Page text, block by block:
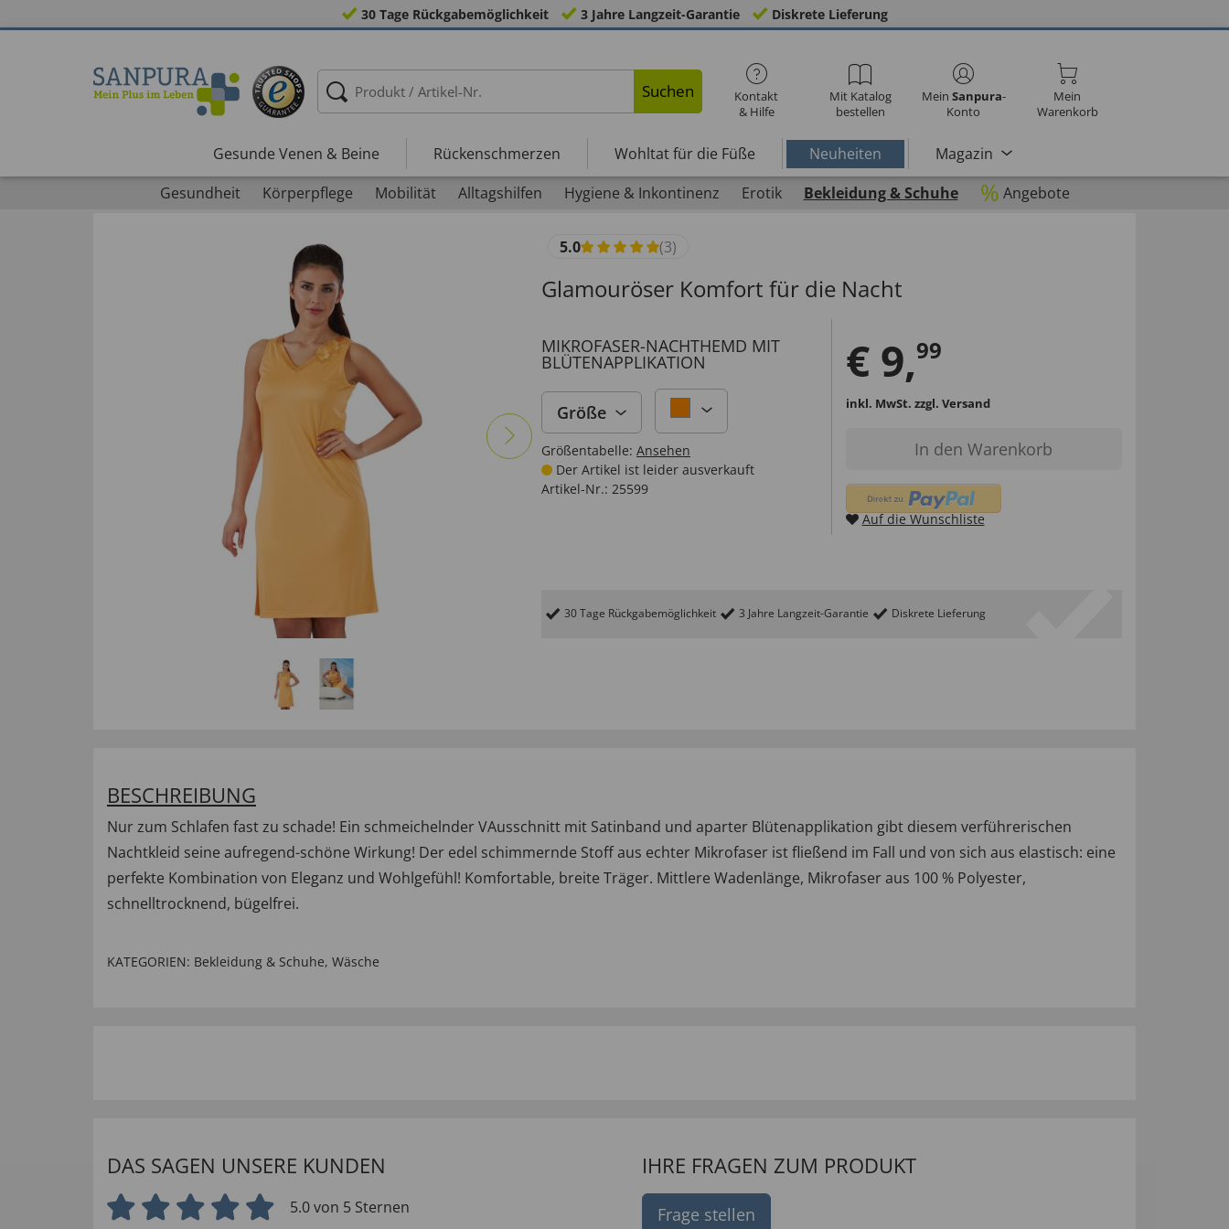
30 Tage Rückgabemöglichkeit 3 Jahre Langzeit-Garantie Diskrete Lieferung
Suchen
Kontakt
& Hilfe
Mit Katalog
bestellen
Mein Sanpura-
Konto
Mein
Warenkorb
Gesunde Venen & Beine Rückenschmerzen Wohltat für die Füße Neuheiten
Magazin
Gesundheit
Körperpflege Mobilität Alltagshilfen Hygiene & Inkontinenz Erotik Bekleidung & Schuhe % Angebote
5.0 (3)
Glamouröser Komfort für die Nacht
MIKROFASER-NACHTHEMD MIT
BLÜTENAPPLIKATION
Größe
Größentabelle: Ansehen
Der Artikel ist leider ausverkauft
Artikel-Nr.: 25599
€ 9,99
inkl. MwSt. zzgl. Versand
In den Warenkorb
Auf die Wunschliste
30 Tage Rückgabemöglichkeit 3 Jahre Langzeit-Garantie Diskrete Lieferung
BESCHREIBUNG
Nur zum Schlafen fast zu schade! Ein schmeichelnder VAusschnitt mit Satinband und aparter Blütenapplikation gibt diesem verführerischen
Nachtkleid seine aufregend-schöne Wirkung! Der edel schimmernde Stoff aus echter Mikrofaser ist fließend im Fall und von sich aus elastisch: eine
perfekte Kombination von Eleganz und Wohlgefühl! Komfortable, breite Träger. Mittlere Wadenlänge, Mikrofaser aus 100 % Polyester,
schnelltrocknend, bügelfrei.
KATEGORIEN: Bekleidung & Schuhe, Wäsche
DAS SAGEN UNSERE KUNDEN
5.0 von 5 Sternen
IHRE FRAGEN ZUM PRODUKT
Frage stellen